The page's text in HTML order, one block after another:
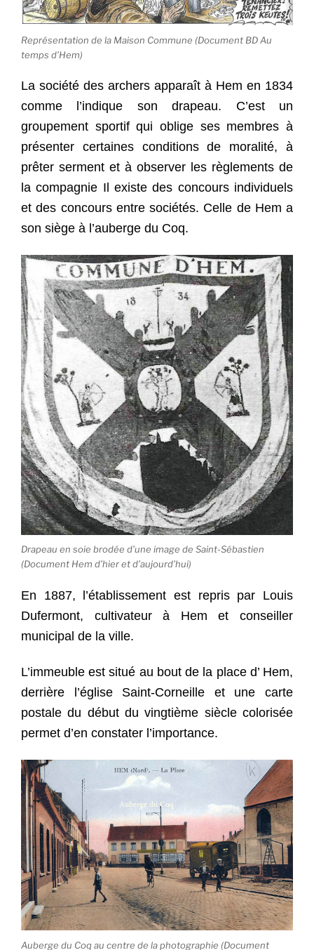
Représentation de la Maison Commune (Document BD Au
temps d’Hem)
La société des archers apparaît à Hem en 1834
comme l’indique son drapeau. C’est un
groupement sportif qui oblige ses membres à
présenter certaines conditions de moralité, à
prêter serment et à observer les règlements de
la compagnie Il existe des concours individuels
et des concours entre sociétés. Celle de Hem a
son siège à l’auberge du Coq.
Drapeau en soie brodée d’une image de Saint-Sébastien
(Document Hem d’hier et d’aujourd’hui)
En 1887, l’établissement est repris par Louis
Dufermont, cultivateur à Hem et conseiller
municipal de la ville.
L’immeuble est situé au bout de la place d’ Hem,
derrière l’église Saint-Corneille et une carte
postale du début du vingtième siècle colorisée
permet d’en constater l’importance.
Auberge du Coq au centre de la photographie (Document